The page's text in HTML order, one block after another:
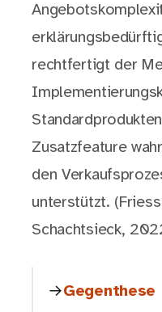
rechtfertigt der
Zusatzfeature
den
unterstützt.
Schachtsieck,
Gegenthese